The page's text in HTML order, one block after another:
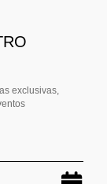
exclusivas,